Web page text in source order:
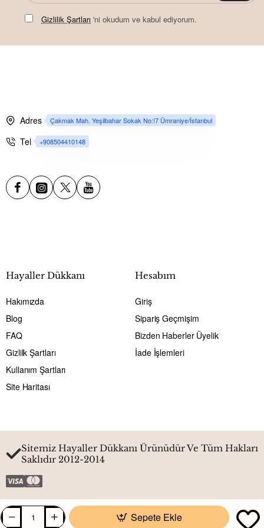
Sepete Ekle
Gizlilik Şartları 'ni okudum ve kabul ediyorum.
Adres Çakmak Mah. Yeşilbahar Sokak No:!7 Ümraniye/İstanbul
Tel +908504410148
Hayaller Dükkanı
Hakımızda
Blog
FAQ
Gizlilk Şartları
Kullanım Şartları
Site Haritası
Hesabım
Giriş
Sipariş Geçmişim
Bizden Haberler Üyelik
İade İşlemleri
Sitemiz Hayaller Dükkanı Ürünüdür Ve Tüm Hakları
Saklıdır 2012-2014